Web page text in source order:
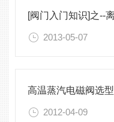
2013-05-07
高温蒸汽电磁阀选型
2012-04-09